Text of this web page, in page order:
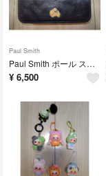
Paul Smith
Paul Smith ポール スミス 名刺入れ カードケース(新品・未使用)
¥ 6,500